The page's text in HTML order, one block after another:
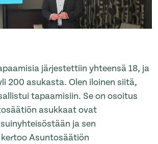
järjestettiin yhteensä 18, ja
200 asukasta. Olen iloinen siitä,
tapaamisiin. Se on osoitus
asukkaat ovat
ja sen
Asuntosäätiön